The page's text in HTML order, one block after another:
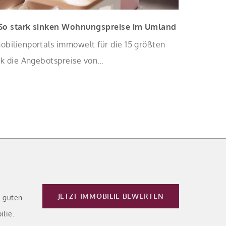
stark sinken Wohnungspreise im Umland
immowelt für die 15 größten
die Angebotspreise von
guten
JETZT IMMOBILIE BEWERTEN